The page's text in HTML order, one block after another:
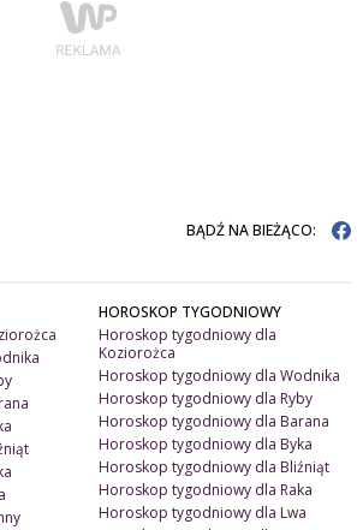
BĄDŹ NA BIEŻĄCO:
HOROSKOP TYGODNIOWY
Horoskop tygodniowy dla
Koziorożca
Horoskop tygodniowy dla Wodnika
Horoskop tygodniowy dla Ryby
Horoskop tygodniowy dla Barana
Horoskop tygodniowy dla Byka
Horoskop tygodniowy dla Bliźniąt
Horoskop tygodniowy dla Raka
Horoskop tygodniowy dla Lwa